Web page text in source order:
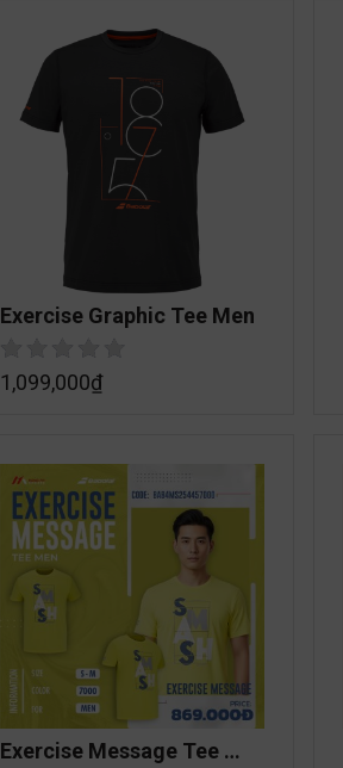
Exercise Graphic Tee Men
1,099,000₫
Exercise Message Tee